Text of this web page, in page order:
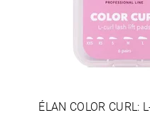
ÉLAN COLOR CURL: